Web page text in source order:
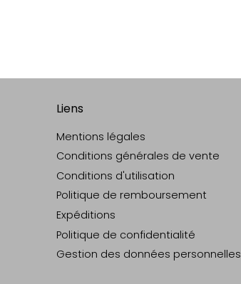
Liens
Mentions légales
Conditions générales de vente
Conditions d'utilisation
Politique de remboursement
Expéditions
Politique de confidentialité
Gestion des données personnelles